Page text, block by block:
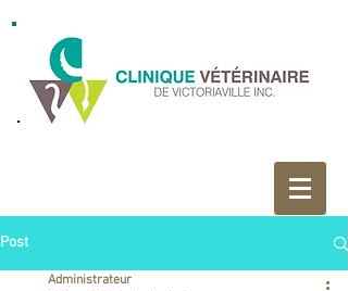
Post
Administrateur